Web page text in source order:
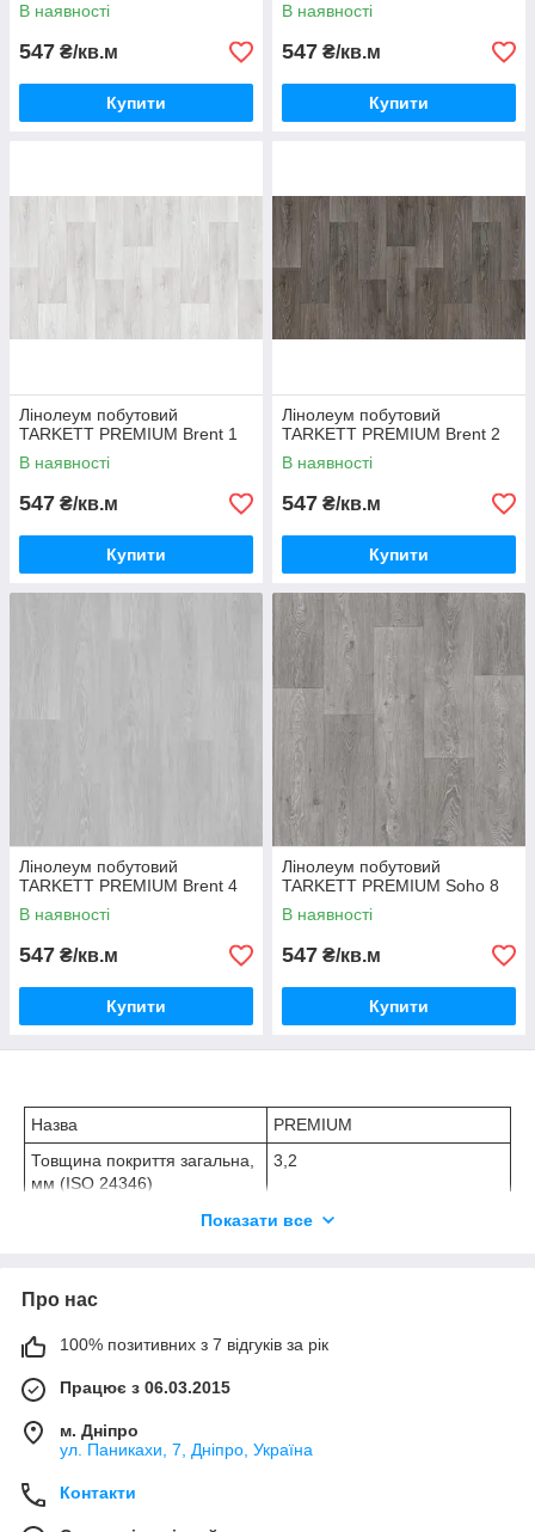
В наявності
547 ₴/кв.м
Купити
В наявності
547 ₴/кв.м
Купити
Лінолеум побутовий
TARKETT PREMIUM Brent 1
В наявності
547 ₴/кв.м
Купити
Лінолеум побутовий
TARKETT PREMIUM Brent 2
В наявності
547 ₴/кв.м
Купити
Лінолеум побутовий
TARKETT PREMIUM Brent 4
В наявності
547 ₴/кв.м
Купити
Лінолеум побутовий
TARKETT PREMIUM Soho 8
В наявності
547 ₴/кв.м
Купити
Назва
PREMIUM
Товщина покриття загальна,
мм (ISO 24346)
3,2
Товщина захисного шару,
0,3
Намотування стандартного
рулону, м. (ISO 24341)
(ISO 24341)
Стираність (ISO 5470-1)
деформація, мм (ISO 24343-
1)
Показати все
Про нас
100% позитивних з 7 відгуків за рік
Працює з 06.03.2015
м. Дніпро
ул. Паникахи, 7, Дніпро, Україна
Контакти